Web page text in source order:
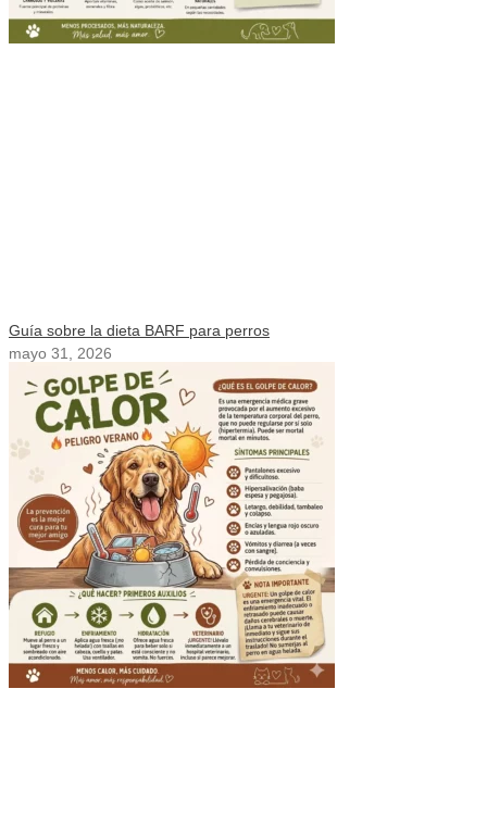
Guía sobre la dieta BARF para perros
mayo 31, 2026